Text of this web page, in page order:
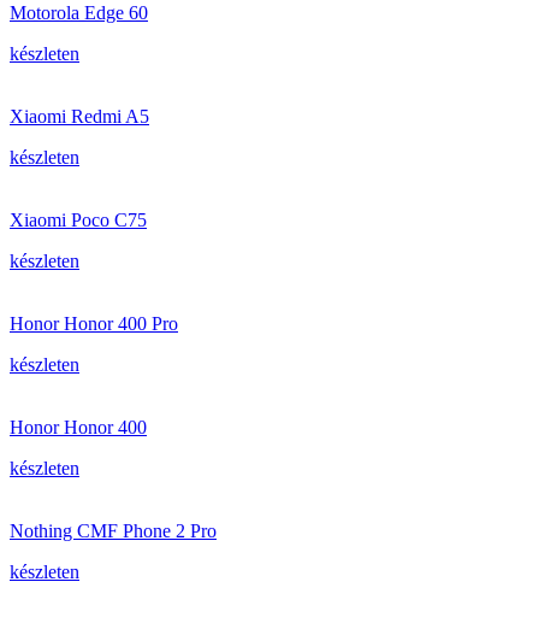
Motorola Edge 60
készleten
Xiaomi Redmi A5
készleten
Xiaomi Poco C75
készleten
Honor Honor 400 Pro
készleten
Honor Honor 400
készleten
Nothing CMF Phone 2 Pro
készleten